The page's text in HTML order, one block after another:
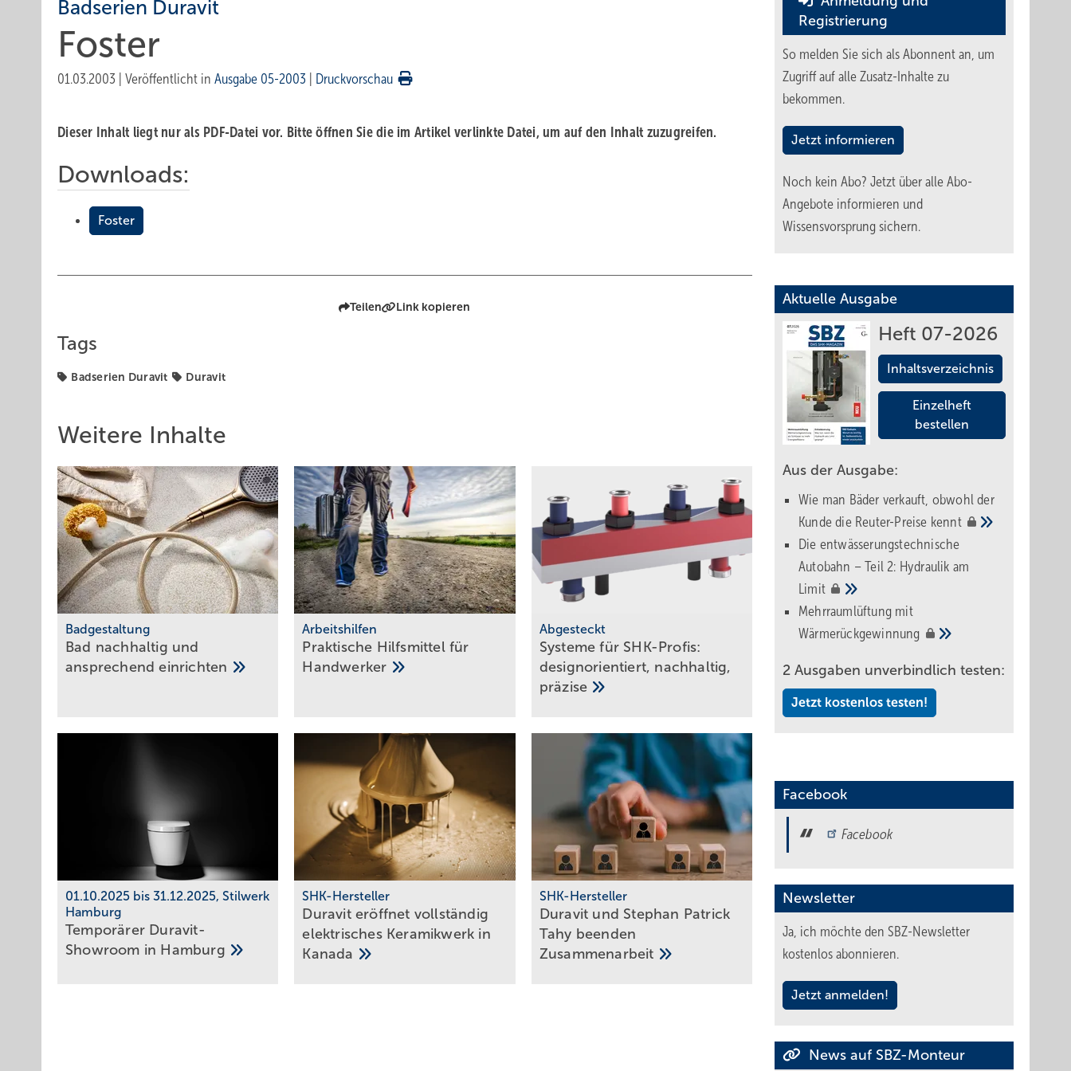
Badserien Duravit
Foster
01.03.2003 Veröffentlicht in Ausgabe 05-2003 Druckvorschau
Dieser Inhalt liegt nur als PDF-Datei vor. Bitte öffnen Sie die im Artikel verlinkte Datei, um auf den Inhalt zuzugreifen.
Downloads:
Foster
Teilen Link kopieren
Tags
Badserien Duravit Duravit
Weitere Inhalte
Badgestaltung
Bad nachhaltig und
ansprechendeinrichten
Arbeitshilfen
Praktische Hilfs­mittel für
Hand­werker
Abgesteckt
Systeme für SHK-Profis:
design­orien­tiert, nach­haltig,
prä­zise
01.10.2025 bis 31.12.2025, Stilwerk
Hamburg
Temporärer Duravit-
Showroom in Hamburg
SHK-Hersteller
Duravit eröffnet voll­stän­dig
elek­tri­sches Keramik­werk in
Kanada
SHK-Hersteller
Duravit und Stephan Patrick
Tahy be­en­den
Zu­sam­men­ar­beit
Registrierung
So melden Sie sich als Abonnent an, um
Zugriff auf alle Zusatz-Inhalte zu
bekommen.
Jetzt informieren
Noch kein Abo? Jetzt über alle Abo-
Angebote informieren und
Wissensvorsprung sichern.
Aktuelle Ausgabe
Heft 07-2026
Inhaltsverzeichnis
Einzelheft
bestellen
Aus der Ausgabe:
Wie man Bäder verkauft, obwohl der
Kunde die Reuter-Preise kennt
Die entwässerungstechnische
Autobahn – Teil 2: Hydraulik am
Limit
Mehrraumlüftung mit
Wärmerückgewinnung
2 Ausgaben unverbindlich testen:
Jetzt kostenlos testen!
Facebook
Facebook
Newsletter
Ja, ich möchte den SBZ-Newsletter
kostenlos abonnieren.
Jetzt anmelden!
News auf SBZ-Monteur